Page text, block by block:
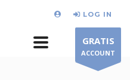
LOG IN
GRATIS
ACCOUNT